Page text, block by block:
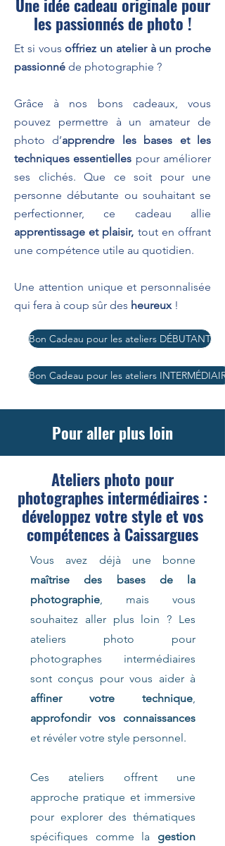
Une idée cadeau originale pour
les passionnés de photo !
Et si vous offriez un atelier à un proche
passionné de photographie ?
Grâce à nos bons cadeaux, vous
pouvez permettre à un amateur de
photo d’apprendre les bases et les
techniques essentielles pour améliorer
ses clichés. Que ce soit pour une
personne débutante ou souhaitant se
perfectionner, ce cadeau allie
apprentissage et plaisir, tout en offrant
une compétence utile au quotidien.
Une attention unique et personnalisée
qui fera à coup sûr des heureux!
Bon Cadeau pour les ateliers DÉBUTANT
Bon Cadeau pour les ateliers INTERMÉDIAIRE
Pour aller plus loin
Ateliers photo pour
photographes intermédiaires :
développez votre style et vos
compétences à Caissargues
Vous avez déjà une bonne
maîtrise des bases de la
photographie, mais vous
souhaitez aller plus loin ? Les
ateliers photo pour
photographes intermédiaires
sont conçus pour vous aider à
affiner votre technique,
approfondir vos connaissances
et révéler votre style personnel.
Ces ateliers offrent une
approche pratique et immersive
pour explorer des thématiques
spécifiques comme la gestion